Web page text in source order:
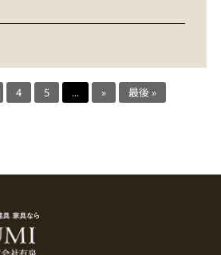
4 5 ... » 最後 »